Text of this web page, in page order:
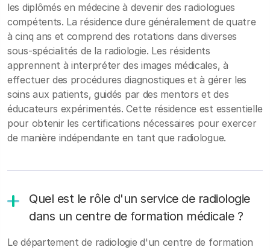
les diplômés en médecine à devenir des radiologues
compétents. La résidence dure généralement de quatre
à cinq ans et comprend des rotations dans diverses
sous-spécialités de la radiologie. Les résidents
apprennent à interpréter des images médicales, à
effectuer des procédures diagnostiques et à gérer les
soins aux patients, guidés par des mentors et des
éducateurs expérimentés. Cette résidence est essentielle
pour obtenir les certifications nécessaires pour exercer
de manière indépendante en tant que radiologue.
Quel est le rôle d'un service de radiologie
dans un centre de formation médicale ?
Le département de radiologie d'un centre de formation